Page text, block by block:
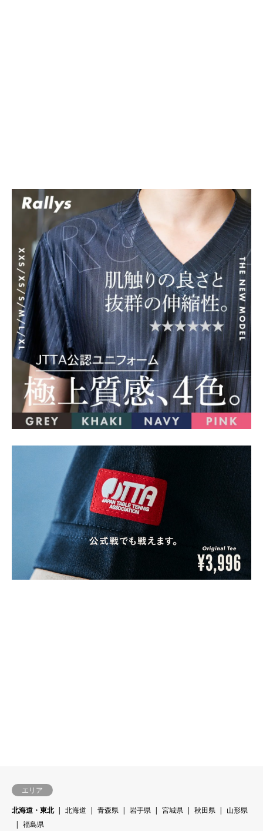
エリア
北海道・東北
北海道 青森県 岩手県 宮城県 秋田県
山形県
福島県